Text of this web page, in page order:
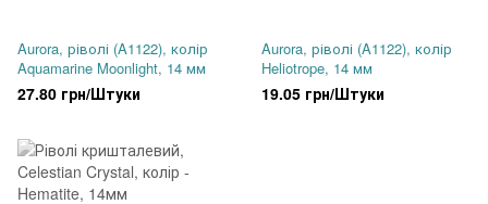
Aurora, ріволі (A1122), колір
Aquamarine Moonlight, 14 мм
27.80 грн/Штуки
Aurora, ріволі (A1122), колір
Heliotrope, 14 мм
19.05 грн/Штуки